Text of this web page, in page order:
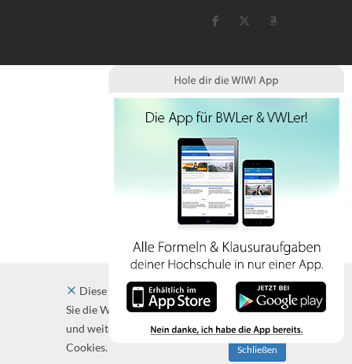
Diese Website verwendet Cookies. Indem
Sie die Website und ihre Angebote nutzen
und weiter navigieren, akzeptieren Sie diese
Cookies.
Schließen